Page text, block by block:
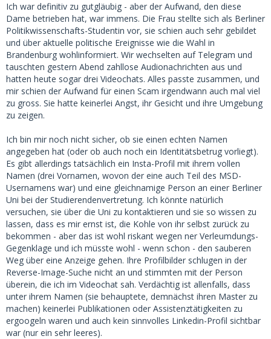
Ich war definitiv zu gutgläubig - aber der Aufwand, den diese
Dame betrieben hat, war immens. Die Frau stellte sich als Berliner
Politikwissenschafts-Studentin vor, sie schien auch sehr gebildet
und über aktuelle politische Ereignisse wie die Wahl in
Brandenburg wohlinformiert. Wir wechselten auf Telegram und
tauschten gestern Abend zahllose Audionachrichten aus und
hatten heute sogar drei Videochats. Alles passte zusammen, und
mir schien der Aufwand für einen Scam irgendwann auch mal viel
zu gross. Sie hatte keinerlei Angst, ihr Gesicht und ihre Umgebung
zu zeigen.
Ich bin mir noch nicht sicher, ob sie einen echten Namen
angegeben hat (oder ob auch noch ein Identitätsbetrug vorliegt).
Es gibt allerdings tatsächlich ein Insta-Profil mit ihrem vollen
Namen (drei Vornamen, wovon der eine auch Teil des MSD-
Usernamens war) und eine gleichnamige Person an einer Berliner
Uni bei der Studierendenvertretung. Ich könnte natürlich
versuchen, sie über die Uni zu kontaktieren und sie so wissen zu
lassen, dass es mir ernst ist, die Kohle von ihr selbst zurück zu
bekommen - aber das ist wohl riskant wegen ner Verleumdungs-
Gegenklage und ich müsste wohl - wenn schon - den sauberen
Weg über eine Anzeige gehen. Ihre Profilbilder schlugen in der
Reverse-Image-Suche nicht an und stimmten mit der Person
überein, die ich im Videochat sah. Verdächtig ist allenfalls, dass
unter ihrem Namen (sie behauptete, demnächst ihren Master zu
machen) keinerlei Publikationen oder Assistenztätigkeiten zu
ergoogeln waren und auch kein sinnvolles Linkedin-Profil sichtbar
war (nur ein sehr leeres).